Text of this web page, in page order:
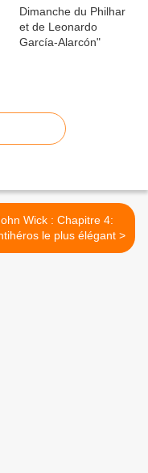
Wick : Chapitre 4:
L'antihéros le plus élégant >